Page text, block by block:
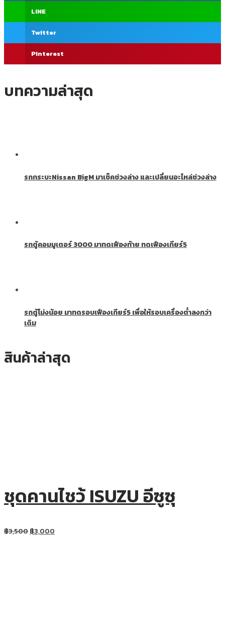
LINE
Twitter
Pinterest
บทความล่าสุด
รถกระบะNissan BigM มาเช็คช่วงล่าง และเปลี่ยนอะไหล่ช่วงล่าง
รถตู้คอมมูเตอร์ 3000 มาทดเฟืองท้าย ทดเฟืองเกียร์5
รถตู้โม่งน้อย มาทดรอบเฟืองเกียร์5 เพื่อให้รอบเครื่องต่ำลงกว่า
เดิม
สินค้าล่าสุด
ชุดคานไชว้ ISUZU อีซูซุ
฿3,500฿3,000